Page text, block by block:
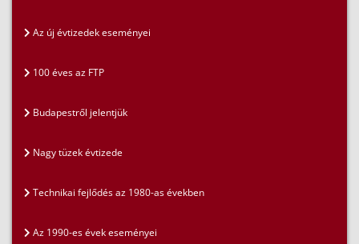
Az új évtizedek eseményei
100 éves az FTP
Budapestről jelentjük
Nagy tüzek évtizede
Technikai fejlődés az 1980-as években
Az 1990-es évek eseményei